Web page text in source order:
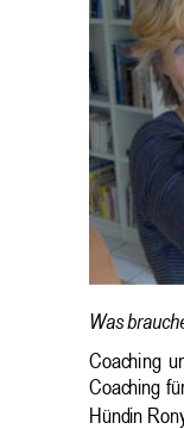
Was
Coaching
Coaching
Hündin